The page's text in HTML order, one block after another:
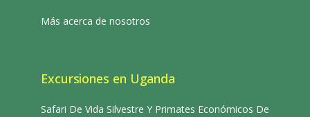
Más acerca de nosotros
Excursiones en Uganda
Safari De Vida Silvestre Y Primates Económicos De